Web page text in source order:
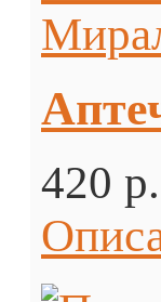
420 p.